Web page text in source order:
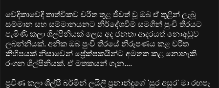
වේදිකාවේදී තාත්විකව චරිත තුළ ජීවත් වූ ඔබ ඒ තුළින් ලැබූ
සම්මාන සහ සම්මානයනට නිර්දේශවීම් සමගින් පුංචි තිරයට
පැමිණි කලා ශිල්පිනියක්‌ ලෙස අද ජනතා ආදරයත් නොඅඩුව
ලබන්නියක්‌. අනික ඔබ පුංචි තිරයේ නිරූපණය කළ චරිත
කිහිපයක්‌ නිසාවෙන් ප්‍රේක්‌ෂකයින්ට අමතක කළ නොහැකි
රංගන ශිල්පිනියක්‌. ඒ මතකයන් ගැන....
ප්‍රවීණ කලා ශිල්පී බර්මින් ලයිලි ප්‍රනාන්දුගේ 'සුර අසුර' මා රඟපෑ